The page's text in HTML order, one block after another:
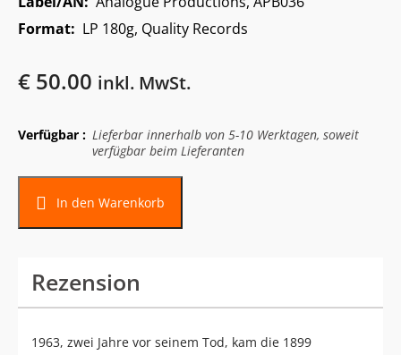
Format: LP 180g, Quality Records
€ 50.00 inkl. MwSt.
Verfügbar : Lieferbar innerhalb von 5-10 Werktagen, soweit
verfügbar beim Lieferanten
In den Warenkorb
Rezension
1963, zwei Jahre vor seinem Tod, kam die 1899